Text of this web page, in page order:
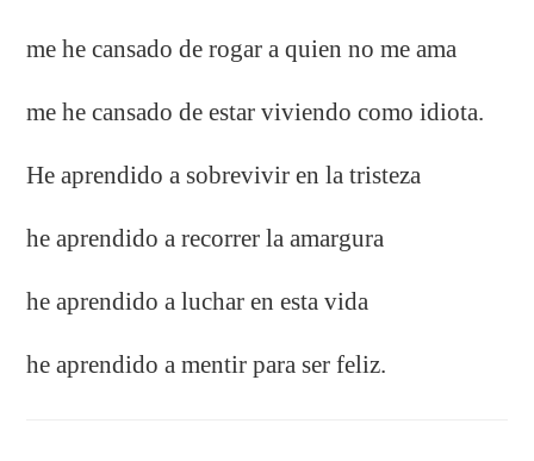
me he cansado de rogar a quien no me ama
me he cansado de estar viviendo como idiota.
He aprendido a sobrevivir en la tristeza
he aprendido a recorrer la amargura
he aprendido a luchar en esta vida
he aprendido a mentir para ser feliz.